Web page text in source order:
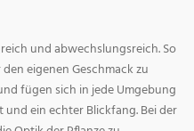
und abwechslungsreich. So
eigenen Geschmack zu
fügen sich in jede Umgebung
ein echter Blickfang. Bei der